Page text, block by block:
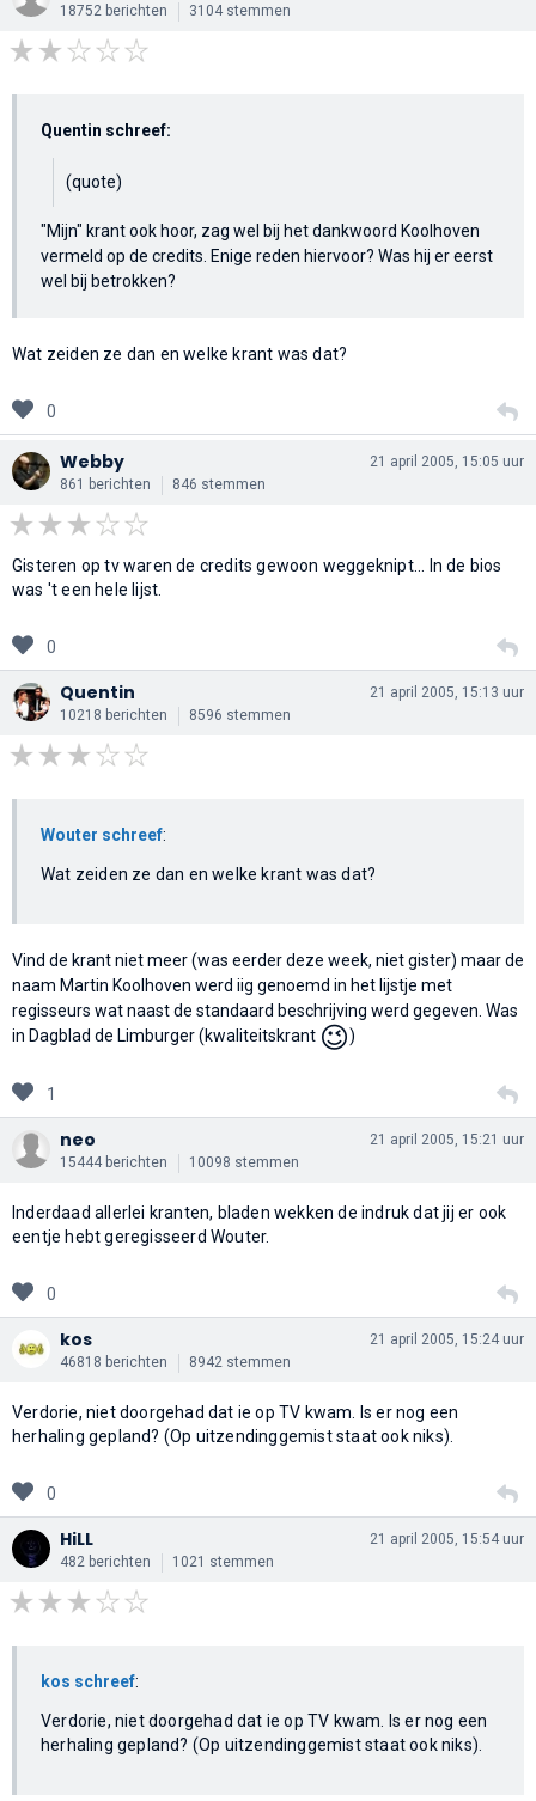
18752 berichten 3104 stemmen
Quentin schreef:
(quote)
"Mijn" krant ook hoor, zag wel bij het dankwoord Koolhoven
vermeld op de credits. Enige reden hiervoor? Was hij er eerst
wel bij betrokken?
Wat zeiden ze dan en welke krant was dat?
0
Webby
861 berichten 846 stemmen
21 april 2005, 15:05 uur
Gisteren op tv waren de credits gewoon weggeknipt... In de bios
was 't een hele lijst.
0
Quentin
10218 berichten 8596 stemmen
21 april 2005, 15:13 uur
Wouter schreef:
Wat zeiden ze dan en welke krant was dat?
Vind de krant niet meer (was eerder deze week, niet gister) maar de
naam Martin Koolhoven werd iig genoemd in het lijstje met
regisseurs wat naast de standaard beschrijving werd gegeven. Was
in Dagblad de Limburger (kwaliteitskrant 😉)
1
neo
15444 berichten 10098 stemmen
21 april 2005, 15:21 uur
Inderdaad allerlei kranten, bladen wekken de indruk dat jij er ook
eentje hebt geregisseerd Wouter.
0
kos
46818 berichten 8942 stemmen
21 april 2005, 15:24 uur
Verdorie, niet doorgehad dat ie op TV kwam. Is er nog een
herhaling gepland? (Op uitzendinggemist staat ook niks).
0
HiLL
482 berichten 1021 stemmen
21 april 2005, 15:54 uur
kos schreef:
Verdorie, niet doorgehad dat ie op TV kwam. Is er nog een
herhaling gepland? (Op uitzendinggemist staat ook niks).